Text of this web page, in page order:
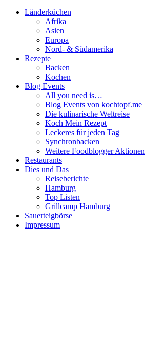
Länderküchen
Afrika
Asien
Europa
Nord- & Südamerika
Rezepte
Backen
Kochen
Blog Events
All you need is…
Blog Events von kochtopf.me
Die kulinarische Weltreise
Koch Mein Rezept
Leckeres für jeden Tag
Synchronbacken
Weitere Foodblogger Aktionen
Restaurants
Dies und Das
Reiseberichte
Hamburg
Top Listen
Grillcamp Hamburg
Sauerteigbörse
Impressum